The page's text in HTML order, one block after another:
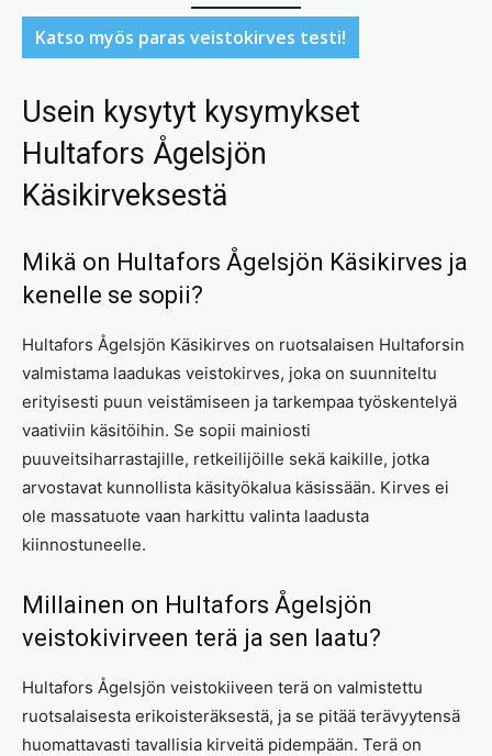
Katso myös paras veistokirves testi!
Usein kysytyt kysymykset
Hultafors Ågelsjön
Käsikirveksestä
Mikä on Hultafors Ågelsjön Käsikirves ja
kenelle se sopii?
Hultafors Ågelsjön Käsikirves on ruotsalaisen Hultaforsin
valmistama laadukas veistokirves, joka on suunniteltu
erityisesti puun veistämiseen ja tarkempaa työskentelyä
vaativiin käsitöihin. Se sopii mainiosti
puuveitsiharrastajille, retkeilijöille sekä kaikille, jotka
arvostavat kunnollista käsityökalua käsissään. Kirves ei
ole massatuote vaan harkittu valinta laadusta
kiinnostuneelle.
Millainen on Hultafors Ågelsjön
veistokivirveen terä ja sen laatu?
Hultafors Ågelsjön veistokiiveen terä on valmistettu
ruotsalaisesta erikoisteräksestä, ja se pitää terävyytensä
huomattavasti tavallisia kirveitä pidempään. Terä on